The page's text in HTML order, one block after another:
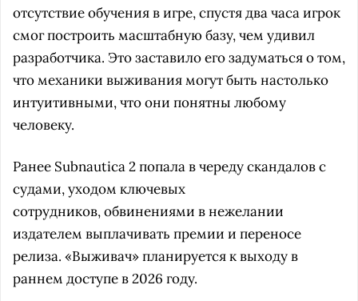
отсутствие обучения в игре, спустя два часа игрок
смог построить масштабную базу, чем удивил
разработчика. Это заставило его задуматься о том,
что механики выживания могут быть настолько
интуитивными, что они понятны любому
человеку.
Ранее Subnautica 2 попала в череду скандалов с
судами, уходом ключевых
сотрудников, обвинениями в нежелании
издателем выплачивать премии и переносе
релиза. «Выживач» планируется к выходу в
раннем доступе в 2026 году.